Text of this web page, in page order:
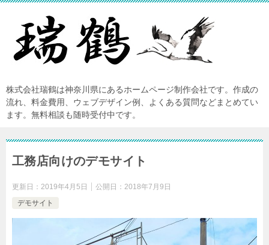
株式会社瑞鶴は神奈川県にあるホームページ制作会社です。作成の
流れ、料金費用、ウェブデザイン例、よくある質問などまとめてい
ます。無料相談も随時受付中です。
工務店向けのデモサイト
更新日： 2019年4月5日 公開日： 2018年7月9日
デモサイト